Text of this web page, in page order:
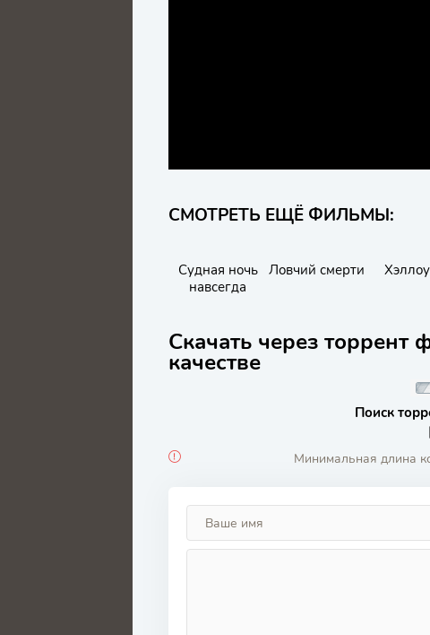
СМОТРЕТЬ ЕЩЁ ФИЛЬМЫ:
Судная ночь
навсегда
Ловчий смерти
Скачать через
качестве
Поиск
Минимальная длина